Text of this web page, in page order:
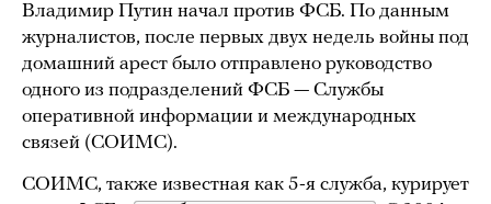
Владимир Путин начал против ФСБ. По данным
журналистов, после первых двух недель войны под
домашний арест было отправлено руководство
одного из подразделений ФСБ — Службы
оперативной информации и международных
связей (СОИМС).
СОИМС, также известная как 5-я служба, курирует